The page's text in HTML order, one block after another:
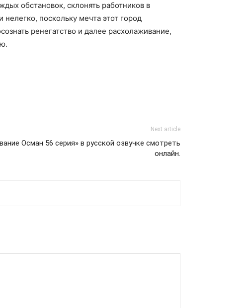
обстановок, склонять работников в
поскольку мечта этот город
ренегатство и далее расхолаживание,
Next article
Осман 56 серия» в русской озвучке cмотреть
онлайн.